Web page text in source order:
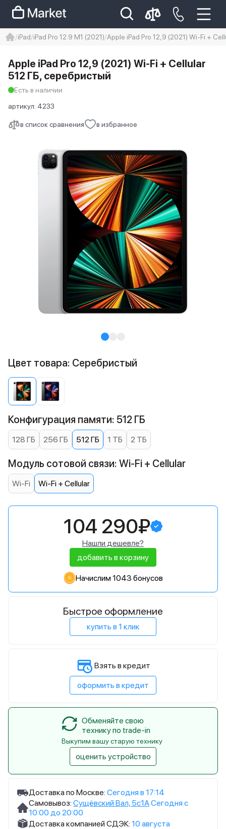
Iphone 14 pro max
айфон 14
iPad iPad Pro 12.9 M1 (2021) Apple iPad Pro 12,9 (2021) Wi-Fi +
в список сравнения в избранное
Apple iPad Pro 12,9 (2021) Wi-Fi + Cellular
512 ГБ, серебристый
Есть в наличии
артикул: 4233
Доставка по Москве: Сегодня в 17:14
Самовывоз: Сущёвский Вал, 5с1АСегодня с
10:00 до 20:00
Доставка компанией СДЭК: 10 августа
Цвет товара: Cеребристый
Конфигурация памяти: 512 ГБ
128 ГБ 256 ГБ 512 ГБ 1 ТБ 2 ТБ
Модуль сотовой связи: Wi-Fi + Cellular
Wi-Fi Wi-Fi + Cellular
104 290₽
Нашли дешевле?
добавить в корзину
Начислим 1043 бонусов
Быстрое оформление
купить в 1 клик
Взять в кредит
оформить в кредит
Обменяйте свою
технику по trade-in
Выкупим вашу старую технику
оценить устройство